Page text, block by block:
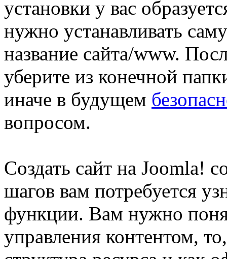
установки у вас
нужно устанавливать
название сайта/www.
уберите из конечной
иначе в будущем
вопросом.
Создать сайт на Joomla!
шагов вам потребуется
функции. Вам нужно
управления контентом,